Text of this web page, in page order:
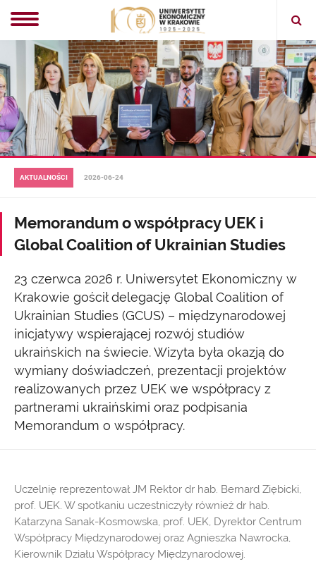
Open
AKTUALNOŚCI 2026-06-24
Memorandum o współpracy UEK i
Global Coalition of Ukrainian Studies
23 czerwca 2026 r. Uniwersytet Ekonomiczny w
Krakowie gościł delegację Global Coalition of
Ukrainian Studies (GCUS) – międzynarodowej
inicjatywy wspierającej rozwój studiów
ukraińskich na świecie. Wizyta była okazją do
wymiany doświadczeń, prezentacji projektów
realizowanych przez UEK we współpracy z
partnerami ukraińskimi oraz podpisania
Memorandum o współpracy.
Uczelnię reprezentował JM Rektor dr hab. Bernard Ziębicki,
prof. UEK. W spotkaniu uczestniczyły również dr hab.
Katarzyna Sanak-Kosmowska, prof. UEK, Dyrektor Centrum
Współpracy Międzynarodowej oraz Agnieszka Nawrocka,
Kierownik Działu Współpracy Międzynarodowej.